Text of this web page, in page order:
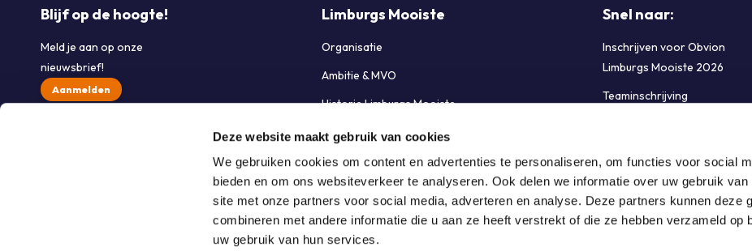
Deze website maakt gebruik van cookies
We gebruiken cookies om content en advertenties te personaliseren, om functies voor social
bieden en om ons websiteverkeer te analyseren. Ook delen we informatie over uw gebruik van
site met onze partners voor social media, adverteren en analyse. Deze partners kunnen deze
combineren met andere informatie die u aan ze heeft verstrekt of die ze hebben verzameld op
uw gebruik van hun services.
Blijf op de hoogte!
Meld je aan op onze
nieuwsbrief!
Aanmelden
Limburgs Mooiste
Organisatie
Ambitie & MVO
Historie Limburgs Mooiste
Partners & Sponsoren
Werken bij Limburgs Mooiste
Contact opnemen
Snel naar:
Inschrijven voor Obvion
Limburgs Mooiste 2026
Teaminschrijving